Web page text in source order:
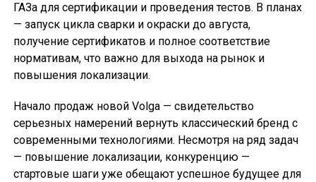
ГАЗа для сертификации и проведения тестов. В планах
— запуск цикла сварки и окраски до августа,
получение сертификатов и полное соответствие
нормативам, что важно для выхода на рынок и
повышения локализации.
Начало продаж новой Volga — свидетельство
серьезных намерений вернуть классический бренд с
современными технологиями. Несмотря на ряд задач
— повышение локализации, конкуренцию —
стартовые шаги уже обещают успешное будущее для